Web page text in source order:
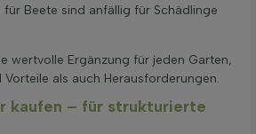
für Beete sind anfällig für Schädlinge
wertvolle Ergänzung für jeden Garten,
als auch Herausforderungen.
kaufen – für strukturierte